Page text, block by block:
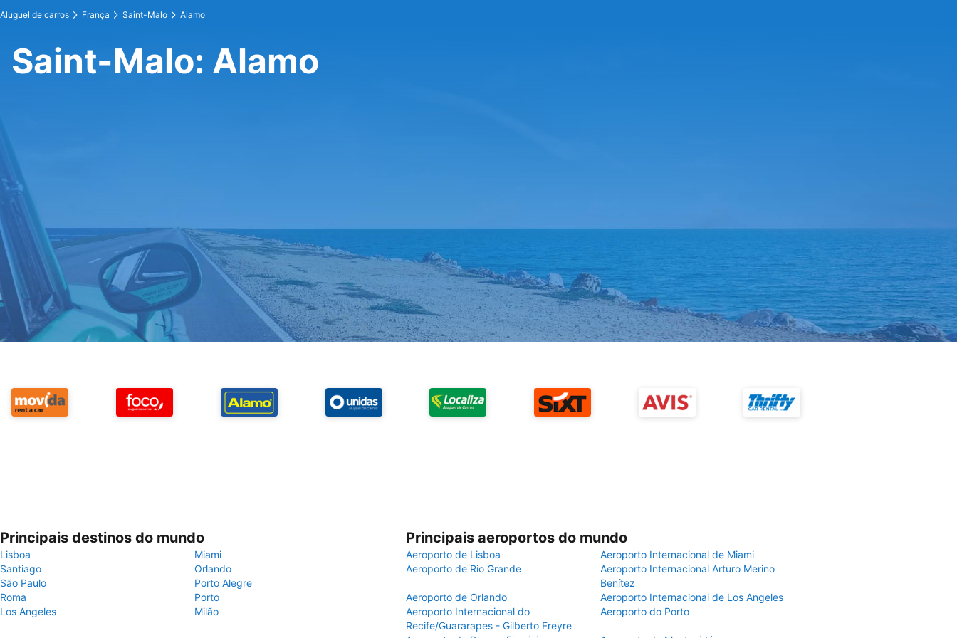
Aluguel de carros França Saint-Malo Alamo
Saint-Malo: Alamo
Principais destinos do mundo
Lisboa
Miami
Santiago
Orlando
São Paulo
Porto Alegre
Roma
Porto
Los Angeles
Milão
Principais aeroportos do mundo
Aeroporto de Lisboa
Aeroporto Internacional de Miami
Aeroporto de Rio Grande
Aeroporto Internacional Arturo Merino
Benítez
Aeroporto de Orlando
Aeroporto Internacional de Los Angeles
Aeroporto Internacional do
Recife/Guararapes - Gilberto Freyre
Aeroporto do Porto